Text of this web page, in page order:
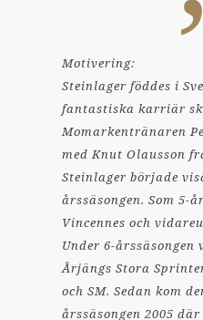
Motivering:
Steinlager föddes i
fantastiska karriär
Momarkentränaren
med Knut Olausson
Steinlager började
årssäsongen. Som 5-
Vincennes och
Under 6-årssäsongen
Årjängs Stora
och SM. Sedan kom
årssäsongen 2005